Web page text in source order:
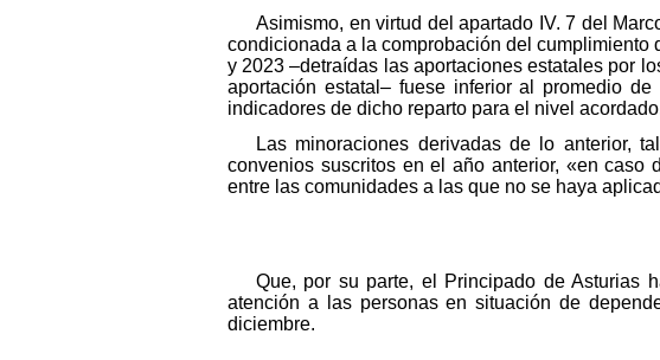
Asimismo, en virtud del apartado IV. 7 del
condicionada a la comprobación del
y 2023 –detraídas las aportaciones estatales por
aportación estatal– fuese inferior al promedio
indicadores de dicho reparto para el nivel
Las minoraciones derivadas de lo anterior,
convenios suscritos en el año anterior, «en caso
entre las comunidades a las que no se haya
Que, por su parte, el Principado de Asturias
atención a las personas en situación de
diciembre.